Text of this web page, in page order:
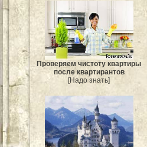
Проверяем чистоту квартиры
после квартирантов
[Надо знать]